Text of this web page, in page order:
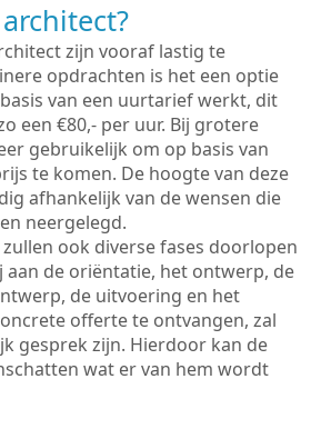
zijn vooraf lastig te
opdrachten is het een optie
van een uurtarief werkt, dit
een €80,- per uur. Bij grotere
gebruikelijk om op basis van
te komen. De hoogte van deze
afhankelijk van de wensen die
neergelegd.
ook diverse fases doorlopen
de oriëntatie, het ontwerp, de
de uitvoering en het
offerte te ontvangen, zal
gesprek zijn. Hierdoor kan de
wat er van hem wordt